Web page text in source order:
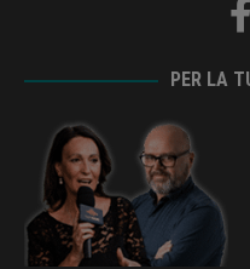
PER LA